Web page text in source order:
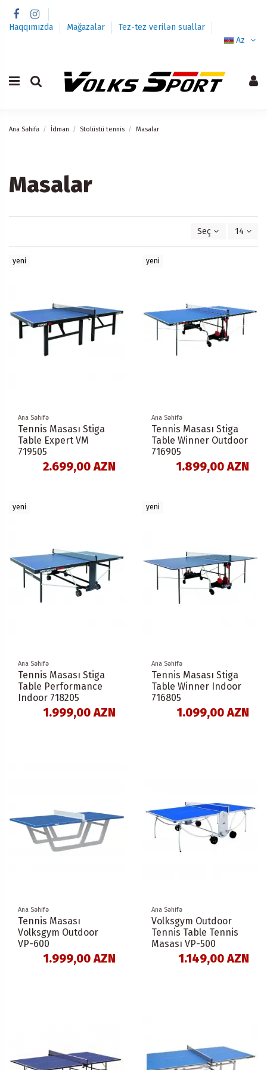
Haqqımızda Mağazalar
Tez-tez verilən suallar
Az
Ana Səhifə İdman Stolüstü tennis Masalar
Masalar
Seç 14
yeni
Ana Səhifə
Tennis Masası Stiga
Table Expert VM
719505
2.699,00 AZN
yeni
Ana Səhifə
Tennis Masası Stiga
Table Winner Outdoor
716905
1.899,00 AZN
yeni
Ana Səhifə
Tennis Masası Stiga
Table Performance
Indoor 718205
1.999,00 AZN
yeni
Ana Səhifə
Tennis Masası Stiga
Table Winner Indoor
716805
1.099,00 AZN
Ana Səhifə
Tennis Masası
Volksgym Outdoor
VP-600
1.999,00 AZN
Ana Səhifə
Volksgym Outdoor
Tennis Table Tennis
Masası VP-500
1.149,00 AZN